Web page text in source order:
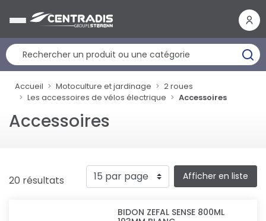
Accueil Motoculture et jardinage
2 roues
Les accessoires de vélos électrique
Accessoires
Accessoires
20 résultats Afficher en liste
BIDON ZEFAL SENSE 800ML